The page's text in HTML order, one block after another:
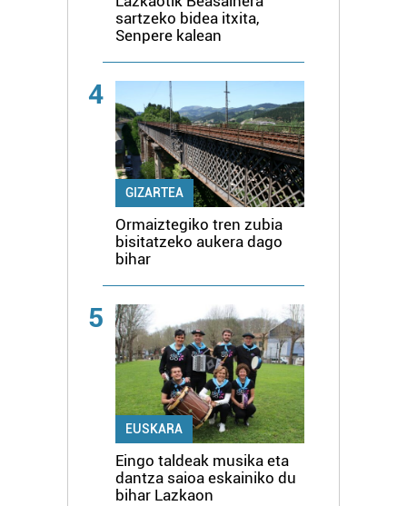
sartzeko bidea itxita,
Senpere kalean
4
GIZARTEA
Ormaiztegiko tren zubia
bisitatzeko aukera dago
bihar
5
EUSKARA
Eingo taldeak musika eta
dantza saioa eskainiko du
bihar Lazkaon